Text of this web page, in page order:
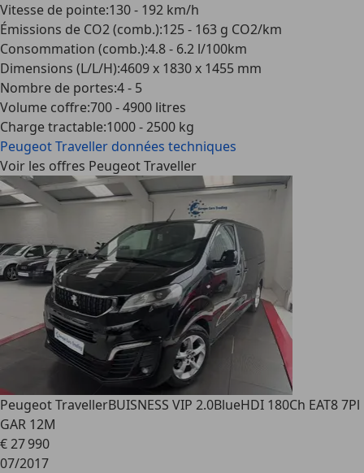
Vitesse de pointe:130 - 192 km/h
Émissions de CO2 (comb.):125 - 163 g CO2/km
Consommation (comb.):4.8 - 6.2 l/100km
Dimensions (L/L/H):4609 x 1830 x 1455 mm
Nombre de portes:4 - 5
Volume coffre:700 - 4900 litres
Charge tractable:1000 - 2500 kg
Peugeot Traveller données techniques
Voir les offres Peugeot Traveller
Peugeot TravellerBUISNESS VIP 2.0BlueHDI 180Ch EAT8 7Pl
GAR 12M
€ 27 990
07/2017